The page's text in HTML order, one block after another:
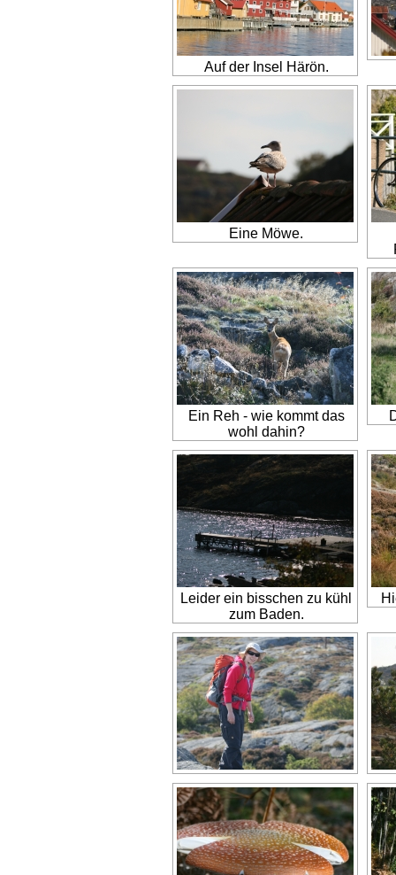
Auf der Insel Härön.
Eine Möwe.
Ein Reh - wie kommt das
wohl dahin?
Leider ein bisschen zu kühl
zum Baden.